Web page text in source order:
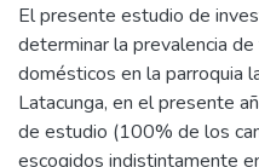
El presente estudio de
determinar la prevalencia
domésticos en la parroquia
Latacunga, en el presente
de estudio (100% de los
escogidos indistintamente